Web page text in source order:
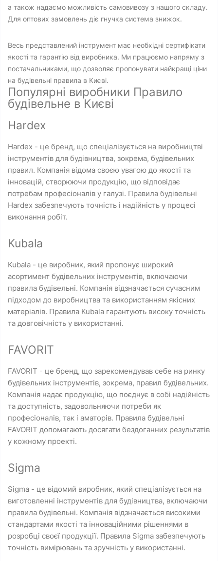
а також надаємо можливість самовивозу з нашого складу.
Для оптових замовлень діє гнучка система знижок.
Весь представлений інструмент має необхідні сертифікати
якості та гарантію від виробника. Ми працюємо напряму з
постачальниками, що дозволяє пропонувати найкращі ціни
на будівельні правила в Києві.
Популярні виробники Правило
будівельне в Києві
Hardex
Hardex - це бренд, що спеціалізується на виробництві
інструментів для будівництва, зокрема, будівельних
правил. Компанія відома своєю увагою до якості та
інновацій, створюючи продукцію, що відповідає
потребам професіоналів у галузі. Правила будівельні
Hardex забезпечують точність і надійність у процесі
виконання робіт.
Kubala
Kubala - це виробник, який пропонує широкий
асортимент будівельних інструментів, включаючи
правила будівельні. Компанія відзначається сучасним
підходом до виробництва та використанням якісних
матеріалів. Правила Kubala гарантують високу точність
та довговічність у використанні.
FAVORIT
FAVORIT - це бренд, що зарекомендував себе на ринку
будівельних інструментів, зокрема, правил будівельних.
Компанія надає продукцію, що поєднує в собі надійність
та доступність, задовольняючи потреби як
професіоналів, так і аматорів. Правила будівельні
FAVORIT допомагають досягати бездоганних результатів
у кожному проекті.
Sigma
Sigma - це відомий виробник, який спеціалізується на
виготовленні інструментів для будівництва, включаючи
правила будівельні. Компанія відзначається високими
стандартами якості та інноваційними рішеннями в
розробці своєї продукції. Правила Sigma забезпечують
точність вимірювань та зручність у використанні.